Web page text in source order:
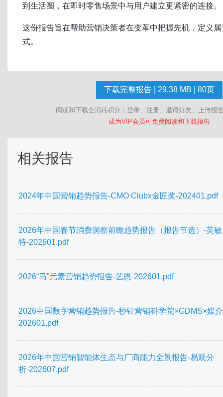
到生活圈，在即时零售场景中与用户建立更紧密的连接。
这份报告旨在帮助营销决策者在变革中把握先机，定义
式。
下载完整报告 | 29.38 MB | 80页
阅读和下载会消耗积分；登录、注册、邀请好友、上传报
成为VIP会员可免费阅读和下载报告
相关报告
2024年中国营销趋势报告-CMO Clubx金匠奖-202401.pdf
2026年中国春节消费洞察前瞻趋势报告（报告节选）-英敏
特-202601.pdf
2026“马”元素营销趋势报告-艺恩-202601.pdf
2026中国数字营销趋势报告-秒针营销科学院×GDMS×媒
202601.pdf
2026年中国营销智能体生态与厂商能力全景报告-易观分
析-202607.pdf